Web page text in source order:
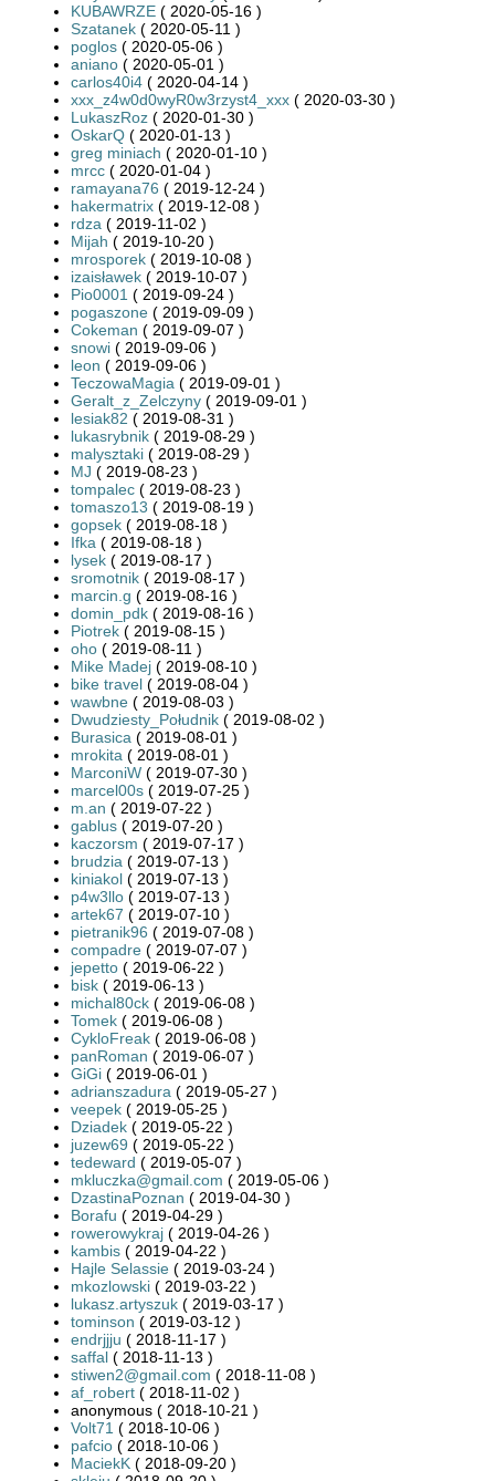
KUBAWRZE ( 2020-05-16 )
Szatanek ( 2020-05-11 )
poglos ( 2020-05-06 )
aniano ( 2020-05-01 )
carlos40i4 ( 2020-04-14 )
xxx_z4w0d0wyR0w3rzyst4_xxx ( 2020-03-30 )
LukaszRoz ( 2020-01-30 )
OskarQ ( 2020-01-13 )
greg miniach ( 2020-01-10 )
mrcc ( 2020-01-04 )
ramayana76 ( 2019-12-24 )
hakermatrix ( 2019-12-08 )
rdza ( 2019-11-02 )
Mijah ( 2019-10-20 )
mrosporek ( 2019-10-08 )
izaisławek ( 2019-10-07 )
Pio0001 ( 2019-09-24 )
pogaszone ( 2019-09-09 )
Cokeman ( 2019-09-07 )
snowi ( 2019-09-06 )
leon ( 2019-09-06 )
TeczowaMagia ( 2019-09-01 )
Geralt_z_Zelczyny ( 2019-09-01 )
lesiak82 ( 2019-08-31 )
lukasrybnik ( 2019-08-29 )
malysztaki ( 2019-08-29 )
MJ ( 2019-08-23 )
tompalec ( 2019-08-23 )
tomaszo13 ( 2019-08-19 )
gopsek ( 2019-08-18 )
Ifka ( 2019-08-18 )
lysek ( 2019-08-17 )
sromotnik ( 2019-08-17 )
marcin.g ( 2019-08-16 )
domin_pdk ( 2019-08-16 )
Piotrek ( 2019-08-15 )
oho ( 2019-08-11 )
Mike Madej ( 2019-08-10 )
bike travel ( 2019-08-04 )
wawbne ( 2019-08-03 )
Dwudziesty_Południk ( 2019-08-02 )
Burasica ( 2019-08-01 )
mrokita ( 2019-08-01 )
MarconiW ( 2019-07-30 )
marcel00s ( 2019-07-25 )
m.an ( 2019-07-22 )
gablus ( 2019-07-20 )
kaczorsm ( 2019-07-17 )
brudzia ( 2019-07-13 )
kiniakol ( 2019-07-13 )
p4w3llo ( 2019-07-13 )
artek67 ( 2019-07-10 )
pietranik96 ( 2019-07-08 )
compadre ( 2019-07-07 )
jepetto ( 2019-06-22 )
bisk ( 2019-06-13 )
michal80ck ( 2019-06-08 )
Tomek ( 2019-06-08 )
CykloFreak ( 2019-06-08 )
panRoman ( 2019-06-07 )
GiGi ( 2019-06-01 )
adrianszadura ( 2019-05-27 )
veepek ( 2019-05-25 )
Dziadek ( 2019-05-22 )
juzew69 ( 2019-05-22 )
tedeward ( 2019-05-07 )
mkluczka@gmail.com ( 2019-05-06 )
DzastinaPoznan ( 2019-04-30 )
Borafu ( 2019-04-29 )
rowerowykraj ( 2019-04-26 )
kambis ( 2019-04-22 )
Hajle Selassie ( 2019-03-24 )
mkozlowski ( 2019-03-22 )
lukasz.artyszuk ( 2019-03-17 )
tominson ( 2019-03-12 )
endrjjju ( 2018-11-17 )
saffal ( 2018-11-13 )
stiwen2@gmail.com ( 2018-11-08 )
af_robert ( 2018-11-02 )
anonymous ( 2018-10-21 )
Volt71 ( 2018-10-06 )
pafcio ( 2018-10-06 )
MaciekK ( 2018-09-20 )